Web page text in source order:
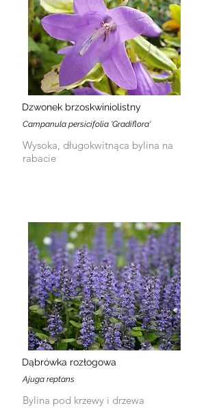
Dzwonek brzoskwiniolistny
Campanula persicifolia 'Gradiflora'
Wysoka, długokwitnąca bylina na
rabacie
Dąbrówka rozłogowa
Ajuga reptans
Bylina pod krzewy i drzewa